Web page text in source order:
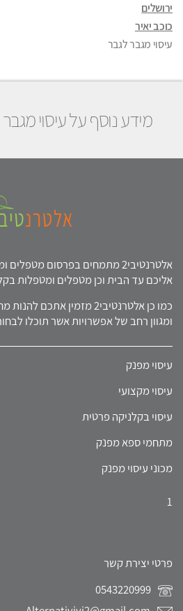
ירושלים
כוכב יאיר
עיסוי מגבר לגבר
מידע נוסף על עיסוי
אלטרנטיבי2 מתמחים בפרסום
אליכם עד הבית וכן מטפלים ומטפלות
כמו כן אלטרנטיבי2 מזמין
ומגוון רחב של אפשרויות אשר תוכלו
עיסוי מפנק
עיסוי מקצועי
עיסוי בקלניקה פרטית
מתחמי ספא מפנק
מכוני עיסוי מפנק
1
פרטי יצירת קשר